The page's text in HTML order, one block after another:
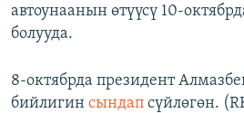
автоунаанын өтүүсү 10-
болууда.
8-октябрда президент
бийлигин сындап сүйлөгөн.